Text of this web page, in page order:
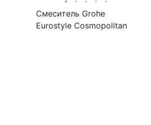
Смеситель Grohe
Eurostyle Cosmopolitan